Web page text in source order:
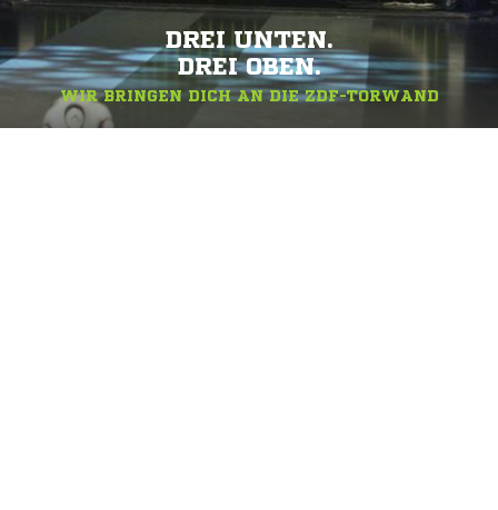
DREI UNTEN.
DREI OBEN.
WIR BRINGEN DICH AN DIE ZDF-TORWAND